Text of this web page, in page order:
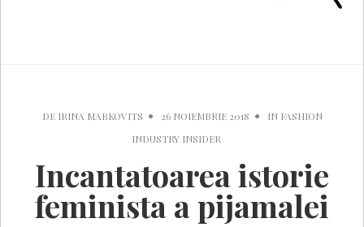
DE IRINA MARKOVITS 26 NOIEMBRIE 2018 IN FASHION
INDUSTRY INSIDER
Incantatoarea istorie
feminista a pijamalei